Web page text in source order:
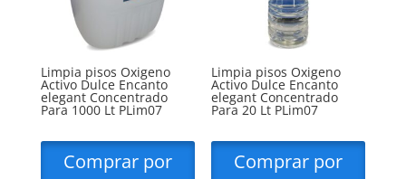
Limpia pisos Oxigeno
Activo Dulce Encanto
elegant Concentrado
Para 1000 Lt PLim07
Comprar por
Limpia pisos Oxigeno
Activo Dulce Encanto
elegant Concentrado
Para 20 Lt PLim07
Comprar por